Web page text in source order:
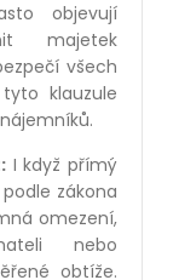
objevují
majetek
všech
klauzule
I když přímý
zákona
omezení,
nebo
obtíže.